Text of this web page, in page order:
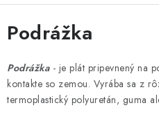
OBUV
HOTEL A SLUŽBY
ZDRAVOTNÍCTVO
Podrážka
Podrážka- je plát pripevnený na
kontakte so zemou. Vyrába sa z
termoplastický polyuretán, guma